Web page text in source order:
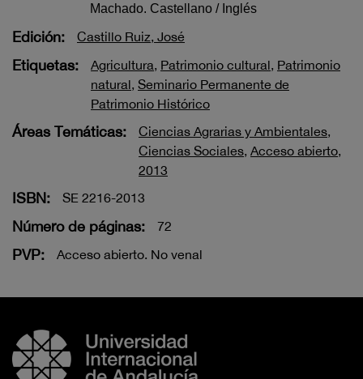
Machado. Castellano / Inglés
Edición: Castillo Ruiz, José
Etiquetas: Agricultura, Patrimonio cultural, Patrimonio
natural, Seminario Permanente de
Patrimonio Histórico
Áreas Temáticas: Ciencias Agrarias y Ambientales,
Ciencias Sociales, Acceso abierto,
2013
ISBN: SE 2216-2013
Número de páginas: 72
PVP: Acceso abierto. No venal